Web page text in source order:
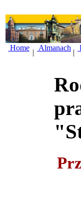
Home
|
Almanach
|